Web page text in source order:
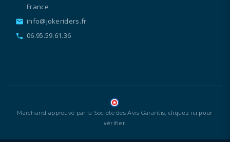
France
email info@jokeriders.fr
call 06.95.59.61.36
Marchand approuvé par la Société des Avis Garantis, cliquez ici pour
vérifier.